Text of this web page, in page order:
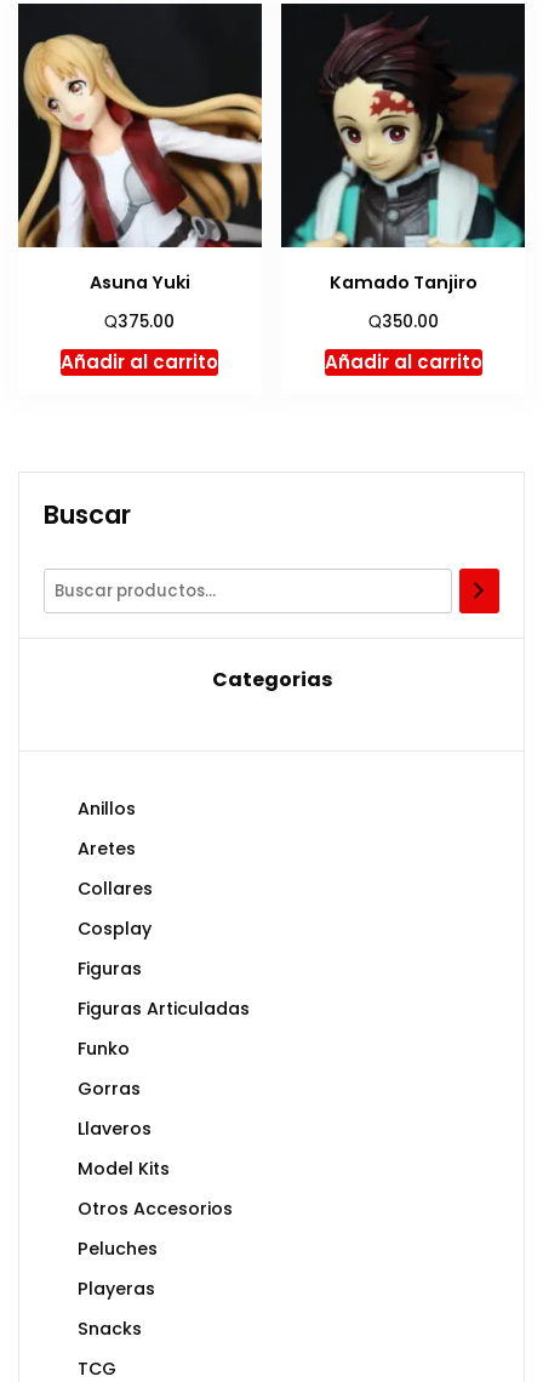
Asuna Yuki
Q375.00
Añadir al carrito
Kamado Tanjiro
Q350.00
Añadir al carrito
Buscar
Categorias
Anillos
Aretes
Collares
Cosplay
Figuras
Figuras Articuladas
Funko
Gorras
Llaveros
Model Kits
Otros Accesorios
Peluches
Playeras
Snacks
TCG